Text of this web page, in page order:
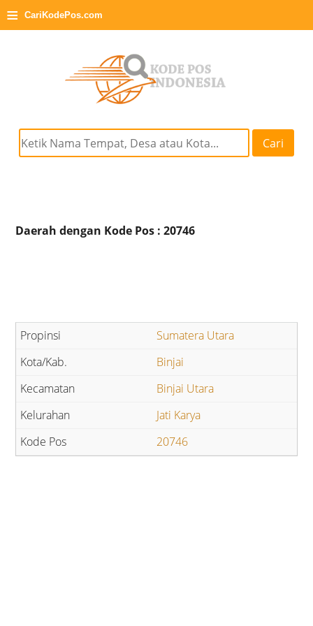
≡ CariKodePos.com
Cari
Daerah dengan Kode Pos : 20746
Sumatera Utara
Binjai
Binjai Utara
Jati Karya
20746